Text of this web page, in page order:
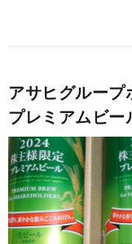
アサヒグループ
プレミアムビー